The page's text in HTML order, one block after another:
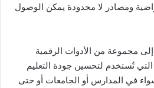
ومصادر لا محدودة يمكن الوصول
إلى مجموعة من الأدوات الرقمية
التي تُستخدم لتحسين جودة التعليم
في المدارس أو الجامعات أو حتى